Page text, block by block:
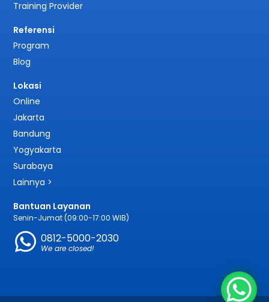
Training Provider
Referensi
Program
Blog
Lokasi
Online
Jakarta
Bandung
Yogyakarta
Surabaya
Lainnya >
Bantuan Layanan
Senin-Jumat (09:00-17:00 WIB)
0812-5000-2030
We are closed!